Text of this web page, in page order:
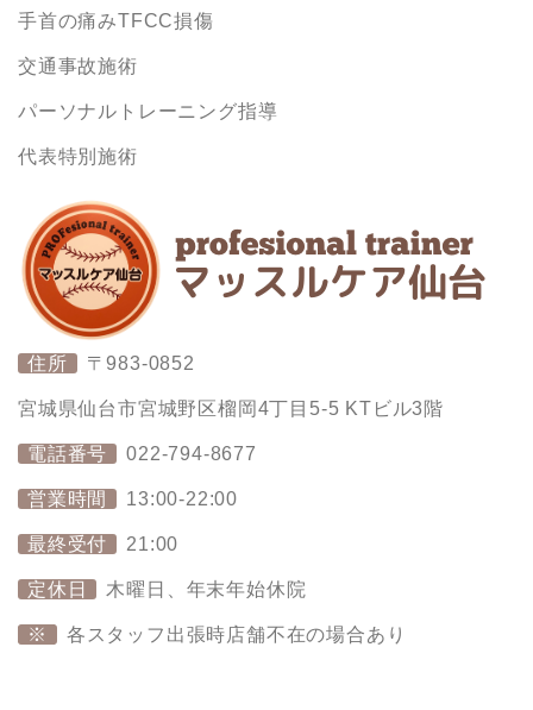
手首の痛みTFCC損傷
交通事故施術
パーソナルトレーニング指導
代表特別施術
住所 〒983-0852
宮城県仙台市宮城野区榴岡4丁目5-5 KTビル3階
電話番号 022-794-8677
営業時間 13:00-22:00
最終受付 21:00
定休日 木曜日、年末年始休院
※ 各スタッフ出張時店舗不在の場合あり